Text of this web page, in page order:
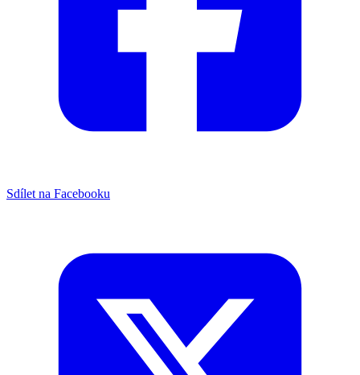
Sdílet na Facebooku